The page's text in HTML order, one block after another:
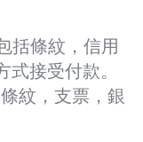
括條紋，信用
接受付款。
紋，支票，銀